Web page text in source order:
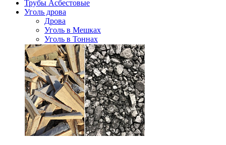
Трубы Асбестовые
Уголь дрова
Дрова
Уголь в Мешках
Уголь в Тоннах